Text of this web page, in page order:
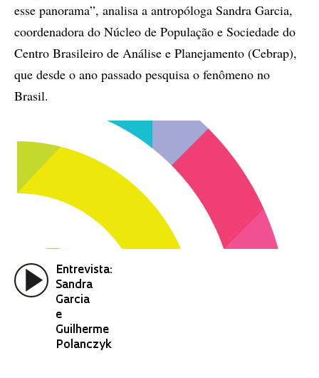
esse panorama”, analisa a antropóloga Sandra Garcia,
coordenadora do Núcleo de População e Sociedade do
Centro Brasileiro de Análise e Planejamento (Cebrap),
que desde o ano passado pesquisa o fenômeno no
Brasil.
Entrevista:
Sandra
Garcia
e
Guilherme
Polanczyk